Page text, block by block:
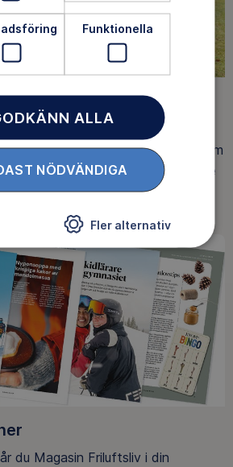
alla
för att så många som möjligt
och de hälsoeffekter som
bidrar du också till vårt arbete
du Magasin Friluftsliv i din
Funktionella
ALLA
NÖDVÄNDIGA
Fler alternativ